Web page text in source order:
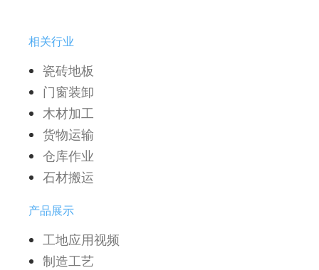
相关行业
瓷砖地板
门窗装卸
木材加工
货物运输
仓库作业
石材搬运
产品展示
工地应用视频
制造工艺